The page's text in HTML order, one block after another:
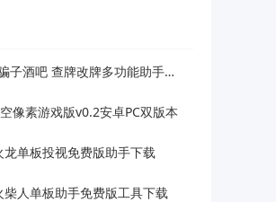
酒吧 查牌改牌多功能助手v2下载
像素游戏版v0.2安卓PC双版本
龙单板投视免费版助手下载
柴人单板助手免费版工具下载